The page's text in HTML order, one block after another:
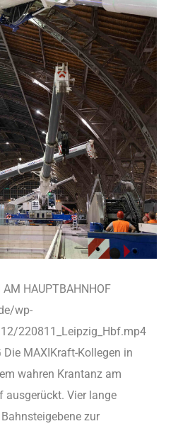
AM HAUPTBAHNHOF
wp-
220811_Leipzig_Hbf.mp4
Die MAXIKraft-Kollegen in
wahren Krantanz am
ausgerückt. Vier lange
zur